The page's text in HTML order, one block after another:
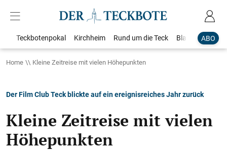
ABO
Teckbotenpokal Kirchheim Rund um die Teck Blaulicht
Home Kleine Zeitreise mit vielen Höhepunkten
Der Film Club Teck blickte auf ein ereignisreiches Jahr zurück
Kleine Zeitreise mit vielen
Höhepunkten